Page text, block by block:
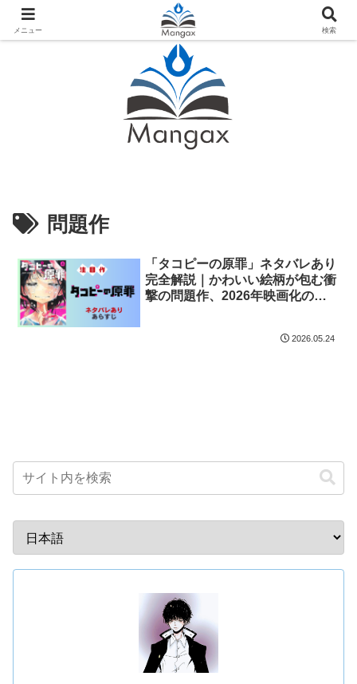
人気おすすめ漫画紹介ならMangax（マンガックス）
問題作
「タコピーの原罪」ネタバレあり
完全解説｜かわいい絵柄が包む衝
撃の問題作、2026年映画化の全
2026.05.24
メニュー 検索